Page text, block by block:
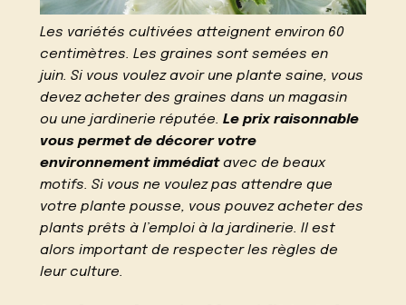
Les variétés cultivées atteignent environ 60
centimètres. Les graines sont semées en
juin. Si vous voulez avoir une plante saine, vous
devez acheter des graines dans un magasin
ou une jardinerie réputée.Le prix raisonnable
vous permet de décorer votre
environnement immédiatavec de beaux
motifs. Si vous ne voulez pas attendre que
votre plante pousse, vous pouvez acheter des
plants prêts à l’emploi à la jardinerie. Il est
alors important de respecter les règles de
leur culture.